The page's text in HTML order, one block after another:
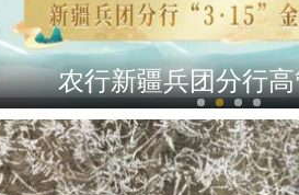
农行新疆兵团分行